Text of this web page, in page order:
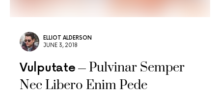
ELLIOT ALDERSON
JUNE 3, 2018
Vulputate
Pulvinar Semper
Nec Libero Enim Pede